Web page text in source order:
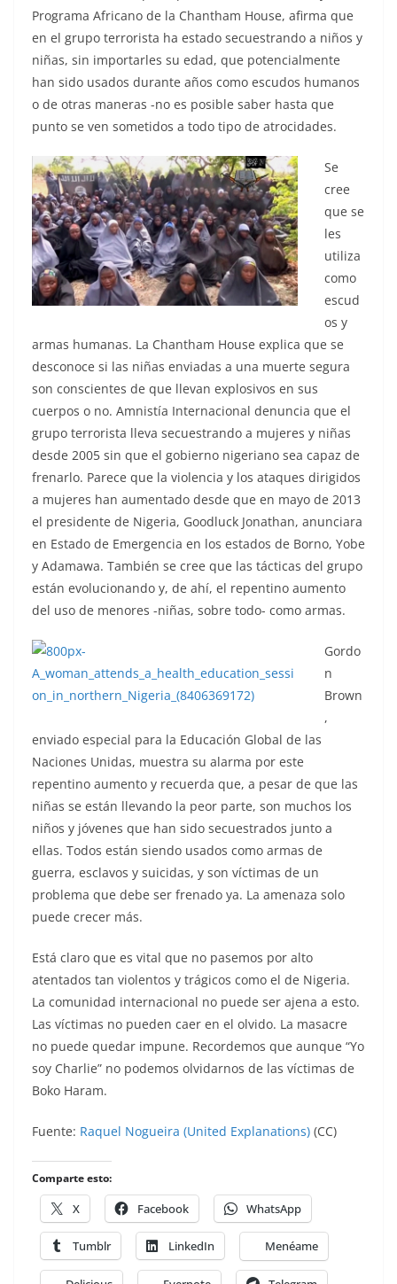
Programa Africano de la Chantham House, afirma que
en el grupo terrorista ha estado secuestrando a niños y
niñas, sin importarles su edad, que potencialmente
han sido usados durante años como escudos humanos
o de otras maneras -no es posible saber hasta que
punto se ven sometidos a todo tipo de atrocidades.
Se
cree
que se
les
utiliza
como
escud
os y
armas humanas. La Chantham House explica que se
desconoce si las niñas enviadas a una muerte segura
son conscientes de que llevan explosivos en sus
cuerpos o no. Amnistía Internacional denuncia que el
grupo terrorista lleva secuestrando a mujeres y niñas
desde 2005 sin que el gobierno nigeriano sea capaz de
frenarlo. Parece que la violencia y los ataques dirigidos
a mujeres han aumentado desde que en mayo de 2013
el presidente de Nigeria, Goodluck Jonathan, anunciara
en Estado de Emergencia en los estados de Borno, Yobe
y Adamawa. También se cree que las tácticas del grupo
están evolucionando y, de ahí, el repentino aumento
del uso de menores -niñas, sobre todo- como armas.
Gordo
n
Brown
,
enviado especial para la Educación Global de las
Naciones Unidas, muestra su alarma por este
repentino aumento y recuerda que, a pesar de que las
niñas se están llevando la peor parte, son muchos los
niños y jóvenes que han sido secuestrados junto a
ellas. Todos están siendo usados como armas de
guerra, esclavos y suicidas, y son víctimas de un
problema que debe ser frenado ya. La amenaza solo
puede crecer más.
Está claro que es vital que no pasemos por alto
atentados tan violentos y trágicos como el de Nigeria.
La comunidad internacional no puede ser ajena a esto.
Las víctimas no pueden caer en el olvido. La masacre
no puede quedar impune. Recordemos que aunque “Yo
soy Charlie” no podemos olvidarnos de las víctimas de
Boko Haram.
Fuente: Raquel Nogueira (United Explanations) (CC)
Comparte esto:
X Facebook WhatsApp
Tumblr LinkedIn Menéame